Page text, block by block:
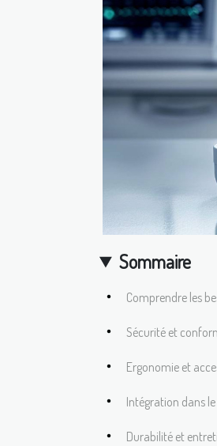
Sommaire
Comprendre les
Sécurité et
Ergonomie et
Intégration dans
Durabilité et